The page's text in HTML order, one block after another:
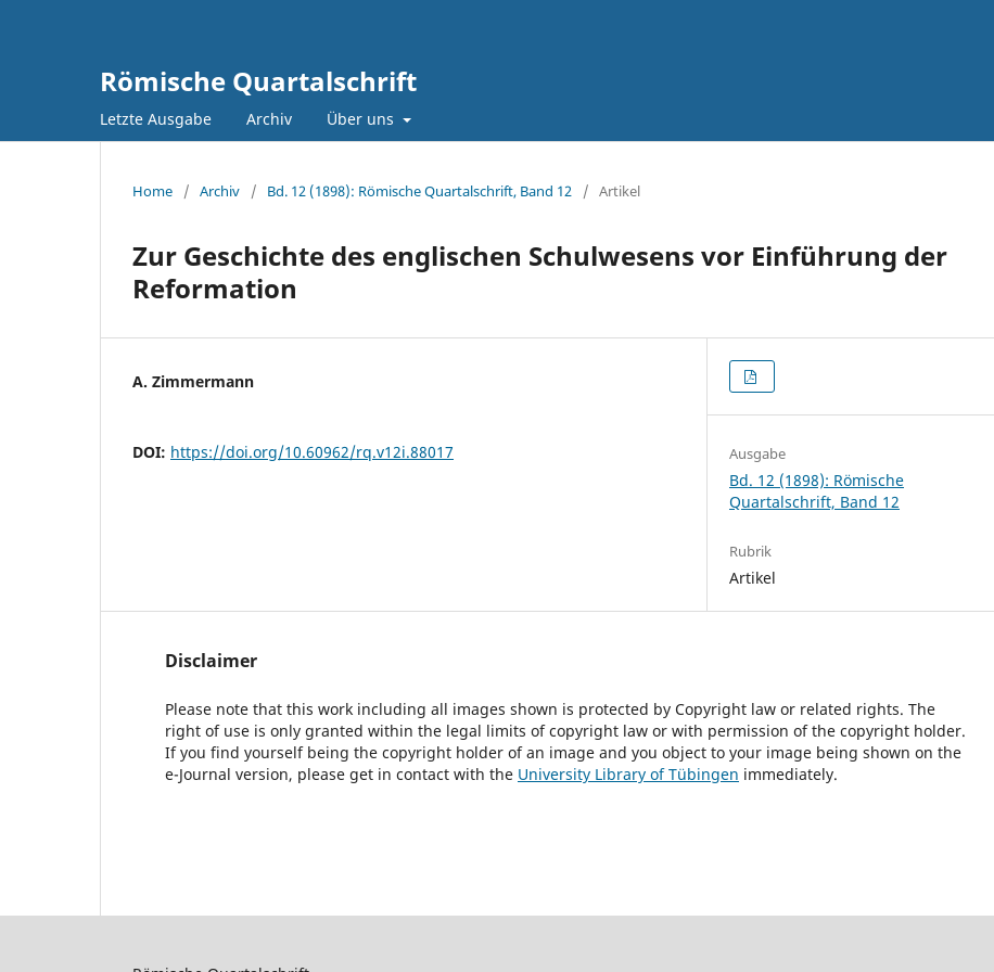
Römische Quartalschrift
Letzte Ausgabe Archiv Über uns
Home / Archiv / Bd. 12 (1898): Römische Quartalschrift, Band 12 / Artikel
Zur Geschichte des englischen Schulwesens vor Einführung der
Reformation
A. Zimmermann
DOI: https://doi.org/10.60962/rq.v12i.88017 Ausgabe
Bd. 12 (1898): Römische
Quartalschrift, Band 12
Rubrik
Artikel
Disclaimer
Please note that this work including all images shown is protected by Copyright law or related rights. The
right of use is only granted within the legal limits of copyright law or with permission of the copyright holder.
If you find yourself being the copyright holder of an image and you object to your image being shown on the
e-Journal version, please get in contact with the University Library of Tübingen immediately.